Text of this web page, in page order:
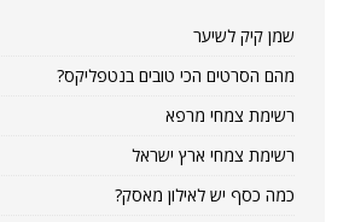
שמן קיק לשיער
מהם הסרטים הכי טובים בנטפליקס?
רשימת צמחי מרפא
רשימת צמחי ארץ ישראל
כמה כסף יש לאילון מאסק?